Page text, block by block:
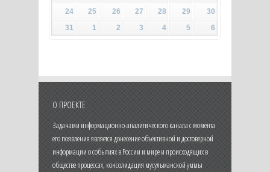
24
25 26 27 28 29
30
31
1 2 3 4 5 6
О ПРОЕКТЕ
Задачами информационно-аналитического канала с момента
его появления является донесение объективной и достоверной
информации о событиях в России и мире и происходящих в
обществе процессах, консолидация мусульманской уммы